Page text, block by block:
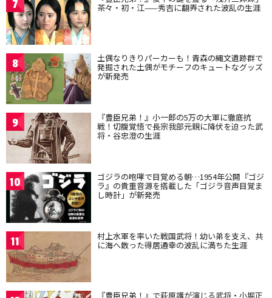
7 茶々・初・江——秀吉に翻弄された波乱の生涯
8 土偶なりきりパーカーも！青森の縄文遺跡群で
発掘された土偶がモチーフのキュートなグッズ
が新発売
9 『豊臣兄弟！』小一郎の5万の大軍に徹底抗
戦！切腹覚悟で長宗我部元親に降伏を迫った武
将・谷忠澄の生涯
10 ゴジラの咆哮で目覚める朝…1954年公開『ゴジ
ラ』の貴重音源を搭載した「ゴジラ音声目覚ま
し時計」が新発売
11 村上水軍を率いた戦国武将！幼い弟を支え、共
に海へ散った得居通幸の波乱に満ちた生涯
『豊臣兄弟！』で萩原護が演じる武将・小堀正